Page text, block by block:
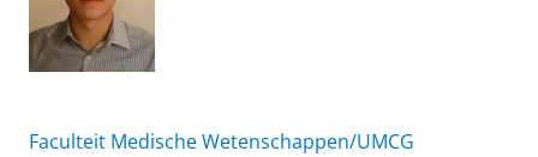
Faculteit Medische Wetenschappen/UMCG